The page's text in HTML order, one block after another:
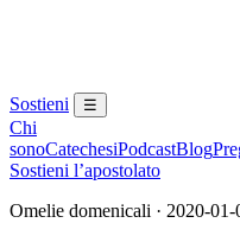
Sostieni ☰
Chi
sonoCatechesiPodcastBlog
Sostieni l’apostolato
Omelie domenicali · 2020-01-